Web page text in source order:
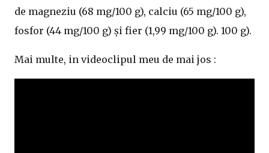
de magneziu (68 mg/100 g), calciu (65 mg/100 g),
fosfor (44 mg/100 g) și fier (1,99 mg/100 g). 100 g).
Mai multe, in videoclipul meu de mai jos :